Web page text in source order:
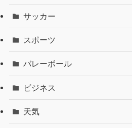
サッカー
スポーツ
バレーボール
ビジネス
天気